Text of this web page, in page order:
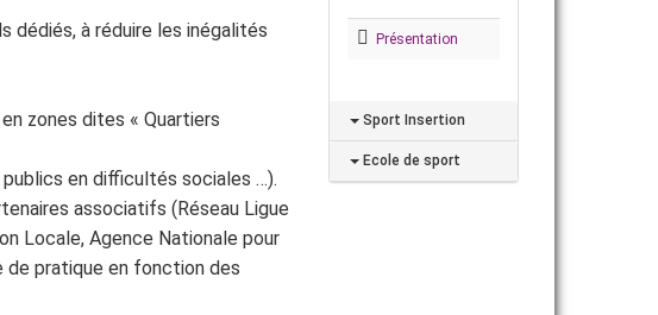
dédiés, à réduire les inégalités
zones dites « Quartiers
en difficultés sociales …).
associatifs (Réseau Ligue
Locale, Agence Nationale pour
de pratique en fonction des
Présentation
Sport Insertion
Ecole de sport